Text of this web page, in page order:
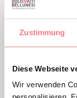
Zustimmung
Diese Webseite
Wir verwenden